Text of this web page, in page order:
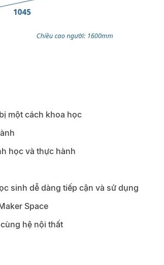
một cách khoa học
học và thực hành
sinh dễ dàng tiếp cận và sử dụng
Space
hệ nội thất